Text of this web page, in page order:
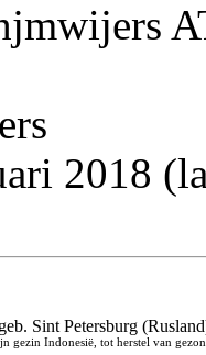
2018
Sint Petersburg
Indonesië, tot herstel van